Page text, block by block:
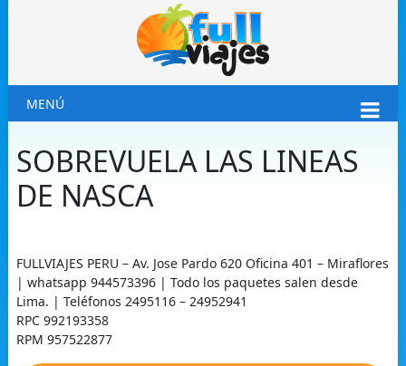
MENÚ
SOBREVUELA LAS LINEAS
DE NASCA
FULLVIAJES PERU – Av. Jose Pardo 620 Oficina 401 – Miraflores
| whatsapp 944573396 | Todo los paquetes salen desde
Lima. | Teléfonos 2495116 – 24952941
RPC 992193358
RPM 957522877